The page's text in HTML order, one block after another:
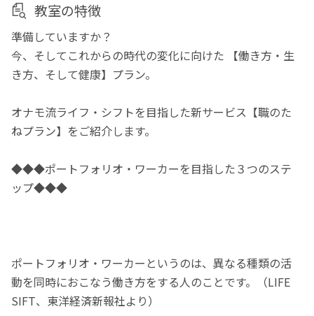
教室の特徴
準備していますか？
今、そしてこれからの時代の変化に向けた 【働き方・生
き方、そして健康】プラン。
オナモ流ライフ・シフトを目指した新サービス【職のた
ねプラン】をご紹介します。
◆◆◆ポートフォリオ・ワーカーを目指した３つのステ
ップ◆◆◆
ポートフォリオ・ワーカーというのは、異なる種類の活
動を同時におこなう働き方をする人のことです。（LIFE
SIFT、東洋経済新報社より）